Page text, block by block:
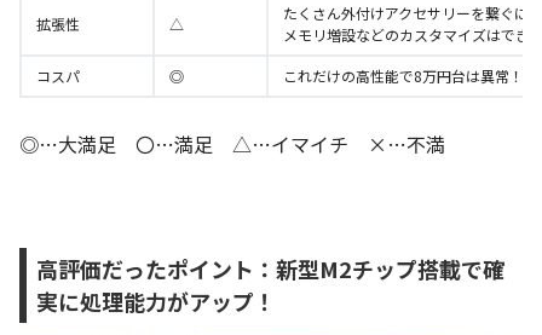
拡張性 △
たくさん外付けアクセサリーを繋ぐに
メモリ増設などのカスタマイズはでき
コスパ
◎ これだけの高性能で8万円台は異常！
◎…大満足 〇…満足 △…イマイチ ×…不満
高評価だったポイント：新型M2チップ搭載で確
実に処理能力がアップ！